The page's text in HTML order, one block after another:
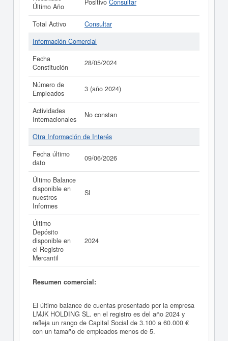
Último Año
Positivo Consultar
Total Activo
Consultar
Información Comercial
Fecha
Constitución
28/05/2024
Número de
Empleados
3 (año 2024)
Actividades
Internacionales
No constan
Otra Información de Interés
Fecha último
dato
09/06/2026
Último Balance
disponible en
nuestros
Informes
SI
Último
Depósito
disponible en
el Registro
Mercantil
2024
Resumen comercial:
El último balance de cuentas presentado por la empresa
LMJK HOLDING SL. en el registro es del año 2024 y
refleja un rango de Capital Social de 3.100 a 60.000 €
con un tamaño de empleados menos de 5.